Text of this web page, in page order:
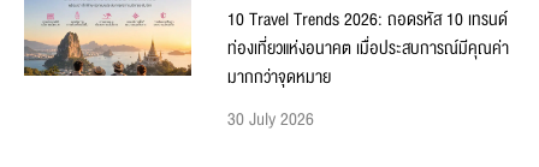
10 Travel Trends 2026: ถอดรหัส 10 เทรนด์
ท่องเที่ยวแห่งอนาคต เมื่อประสบการณ์มีคุณค่า
มากกว่าจุดหมาย
30 July 2026